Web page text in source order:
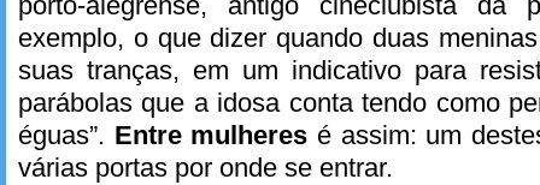
exemplo, o que dizer quando duas
suas tranças, em um indicativo para
parábolas que a idosa conta tendo como
éguas”. Entre mulheres é assim: um
várias portas por onde se entrar.